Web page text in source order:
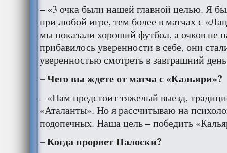
– «3 очка были нашей главной целью. Я
при любой игре, тем более в матчах с
мы показали хороший футбол, а очков не
прибавилось уверенности в себе, они
уверенностью смотреть в завтрашний
– Чего вы ждете от матча с «Кальяри»?
– «Нам предстоит тяжелый выезд,
«Аталанты». Но я рассчитываю на
подопечных. Наша цель – победить
– Когда прорвет Палоски?